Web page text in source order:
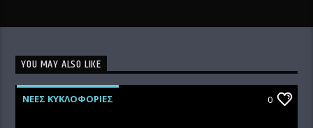
YOU MAY ALSO LIKE
ΝΕΕΣ ΚΥΚΛΟΦΟΡΙΕΣ 0